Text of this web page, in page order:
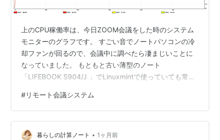
上のCPU稼働率は、今日ZOOM会議をした時のシステム
モニターのグラフです。 すごい音でノートパソコンの冷
却ファンが回るので、会議中に調べたら凄まじいことに
なっていました。 もともと古い薄型のノート
「LIFEBOOK S904/J 」でLinuxmintで使っていても常に
のときは一段と熱くなるのです。 このノートはIntel Core
i5-4300U @ 1.90GHz。２コア＋４スレッドですから、
現状のCPUからすれば相当性能は劣ります。 それでも、
ブラウザや画像処理程度では普通に使えるのに、ZOOM
#リモート会議システム
暮らしの計算ノート • 1ヶ月前